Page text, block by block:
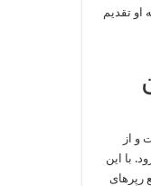
او تقدیم
(مه 1985) است و از
با این
رپرهای